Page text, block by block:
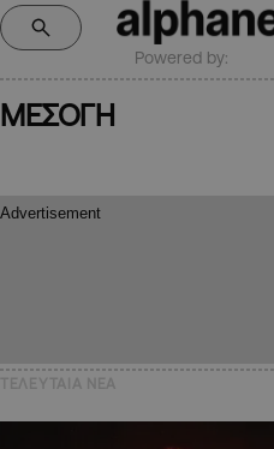
Powered by:
ΜΕΣΟΓΗ